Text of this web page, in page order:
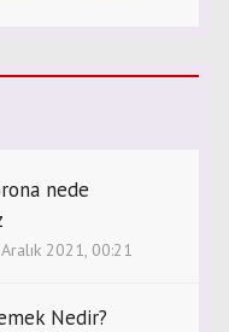
nede
2021, 00:21
Nedir?